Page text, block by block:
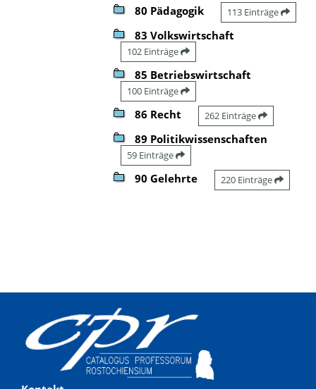
80 Pädagogik 113 Einträge
83 Volkswirtschaft
102 Einträge
85 Betriebswirtschaft
100 Einträge
86 Recht 262 Einträge
89 Politikwissenschaften
59 Einträge
90 Gelehrte 220 Einträge